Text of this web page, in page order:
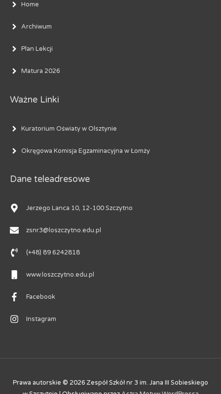
Home
Archiwum
Plan Lekcji
Matura 2026
Ważne Linki
Kuratorium Oświaty w Olsztynie
Okręgowa Komisja Egzaminacyjna w Łomży
Dane teleadresowe
Jerzego Lanca 10, 12-100 Szczytno
zsnr3@loszczytno.edu.pl
(+48) 89 6242818
www.loszczytno.edu.pl
Facebook
Instagram
Prawa autorskie © 2026 Zespół Szkół nr 3 im. Jana III Sobieskiego